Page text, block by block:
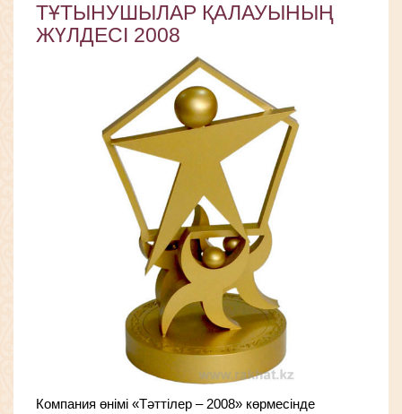
ТҰТЫНУШЫЛАР ҚАЛАУЫНЫҢ
ЖҮЛДЕСІ 2008
Компания өнімі «Тәттілер – 2008» көрмесінде